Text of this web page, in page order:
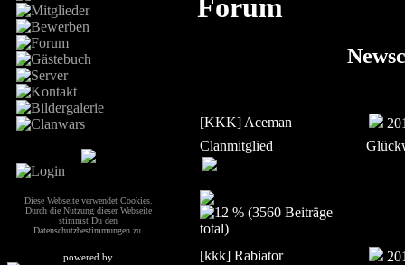
Diese Webseite verwendet Cookies.
Durch die Nutzung dieser Webseite
stimmst Du den
Datenschutzbestimmungen zu.
powered by
Forum
[KKK] Aceman
Clanmitglied
[kkk] Rabiator